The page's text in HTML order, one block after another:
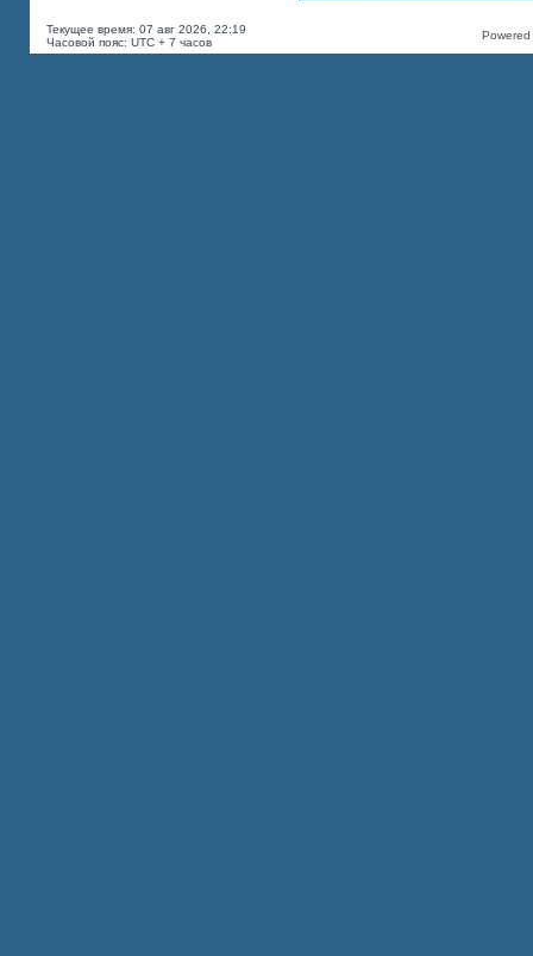
Текущее время: 07 авг 2026, 22:19
Часовой пояс: UTC + 7 часов